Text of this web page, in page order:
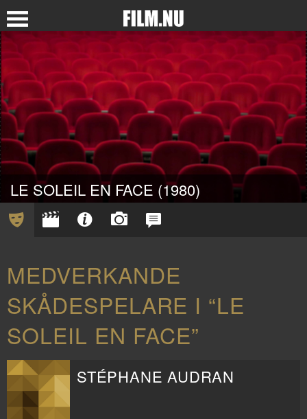
LE SOLEIL EN FACE (1980)
MEDVERKANDE
SKÅDESPELARE I “LE
SOLEIL EN FACE”
STÉPHANE AUDRAN